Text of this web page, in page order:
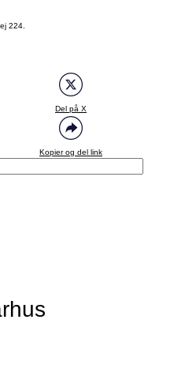
224.
Del på X
Kopier og del link